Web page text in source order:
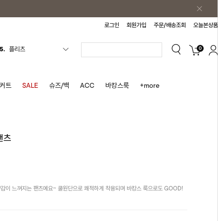
로그인 회원가입 주문/배송조회 오늘본상품
플리츠
원피스
4. 티셔츠
0
트 SALE 슈즈/백 ACC 바캉스룩 +more
츠
이 느껴지는 팬츠예요~ 쿨원단으로 쾌적하게 착용되며 바캉스 룩으로도 GOOD!